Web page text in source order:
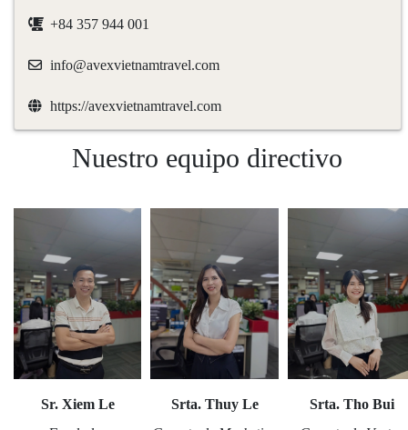
+84 357 944 001
info@avexvietnamtravel.com
https://avexvietnamtravel.com
Nuestro equipo directivo
Sr. Xiem Le
Srta. Thuy Le
Srta. Tho Bui